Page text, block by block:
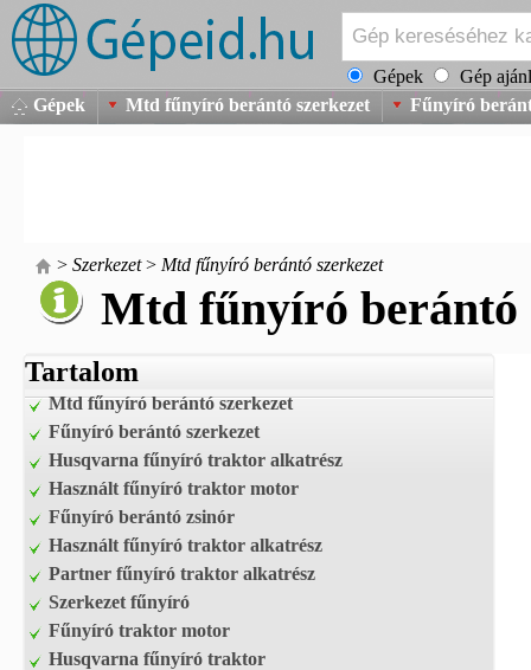
Gépek
Gép
Gépek
Mtd fűnyíró berántó szerkezet Fűnyíró
> Szerkezet> Mtd fűnyíró berántó szerkezet
Mtd fűnyíró berántó
Tartalom
Mtd fűnyíró berántó szerkezet
Fűnyíró berántó szerkezet
Husqvarna fűnyíró traktor alkatrész
Használt fűnyíró traktor motor
Fűnyíró berántó zsinór
Használt fűnyíró traktor alkatrész
Partner fűnyíró traktor alkatrész
Szerkezet fűnyíró
Fűnyíró traktor motor
Husqvarna fűnyíró traktor